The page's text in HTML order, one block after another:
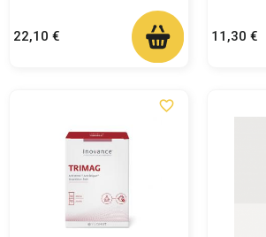
Prix
22,10 € Prix
11,30 €
favorite_border